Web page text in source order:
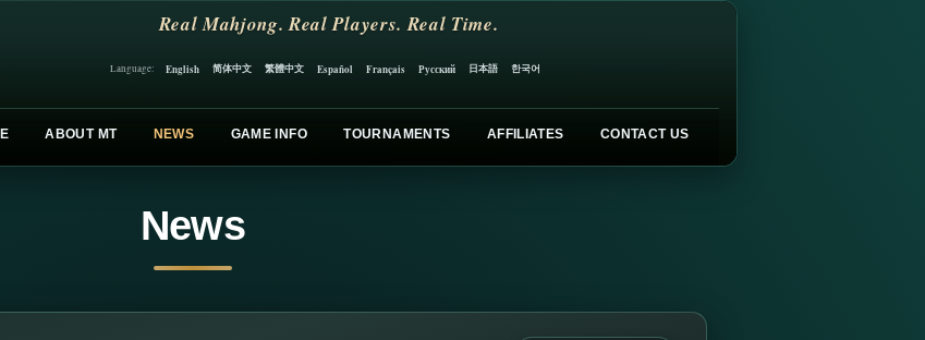
Real Mahjong. Real Players. Real Time.
Language: English 简体中文 繁體中文 Español Français Русский 日本語 한국어
ABOUT MT NEWS GAME INFO TOURNAMENTS AFFILIATES CONTACT US
News